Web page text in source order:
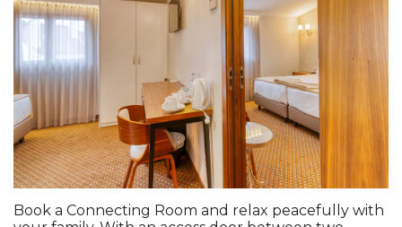
Book a Connecting Room and relax peacefully with